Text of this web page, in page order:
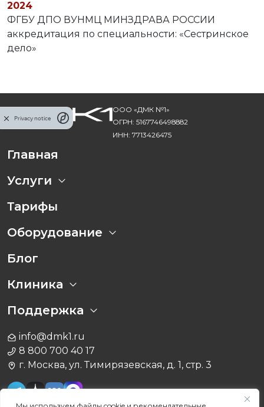
2024
ФГБУ ДПО ВУНМЦ МИНЗДРАВА РОССИИ
аккредитация по специальности: «Сестринское
дело»
ООО «ДМК №1»
ОГРН: 5167746498882
ИНН: 7713426475
Главная
Услуги
Тарифы
Оборудование
Блог
Клиника
Поддержка
info@dmk1.ru
8 800 700 40 17
г. Москва, ул. Тимирязевская, д. 1, стр. 3
Privacy notice